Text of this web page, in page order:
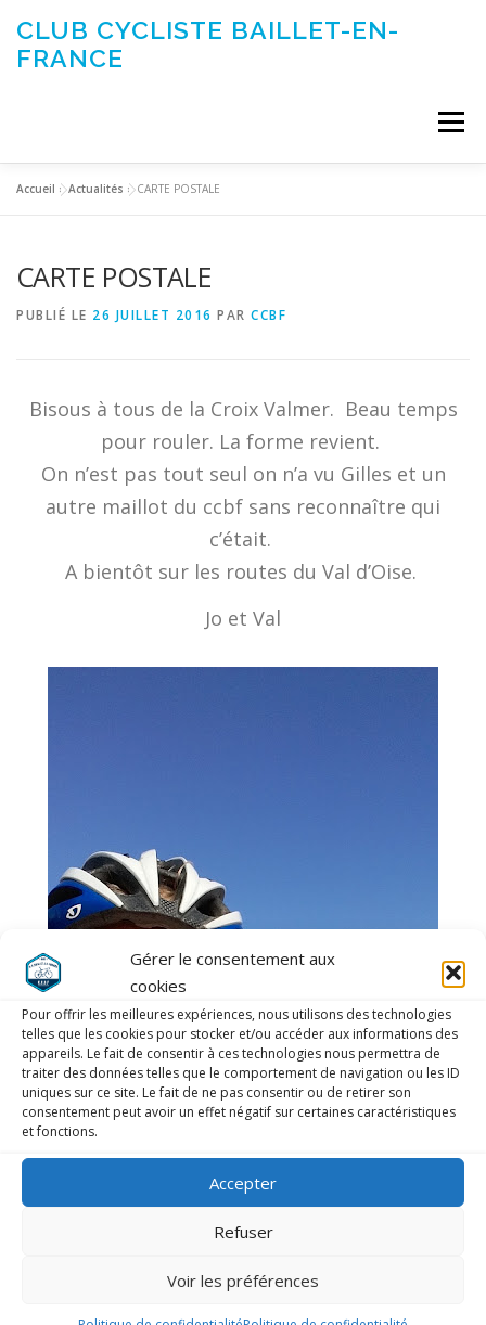
Gérer le consentement aux
cookies
Pour offrir les meilleures expériences, nous utilisons des technologies
telles que les cookies pour stocker et/ou accéder aux informations des
appareils. Le fait de consentir à ces technologies nous permettra de
traiter des données telles que le comportement de navigation ou les ID
uniques sur ce site. Le fait de ne pas consentir ou de retirer son
consentement peut avoir un effet négatif sur certaines caractéristiques
et fonctions.
Accepter
Refuser
Voir les préférences
contenu
CLUB CYCLISTE BAILLET-EN-
FRANCE
Menu
SORTIES CLUB CONTACTEZ-NOUS
Accueil »Actualités »CARTE POSTALE
CARTE POSTALE
PUBLIÉ LE 26 JUILLET 2016 PAR CCBF
Bisous à tous de la Croix Valmer. Beau temps
pour rouler. La forme revient.
On n’est pas tout seul on n’a vu Gilles et un
autre maillot du ccbf sans reconnaître qui
c’était.
A bientôt sur les routes du Val d’Oise.
Jo et Val